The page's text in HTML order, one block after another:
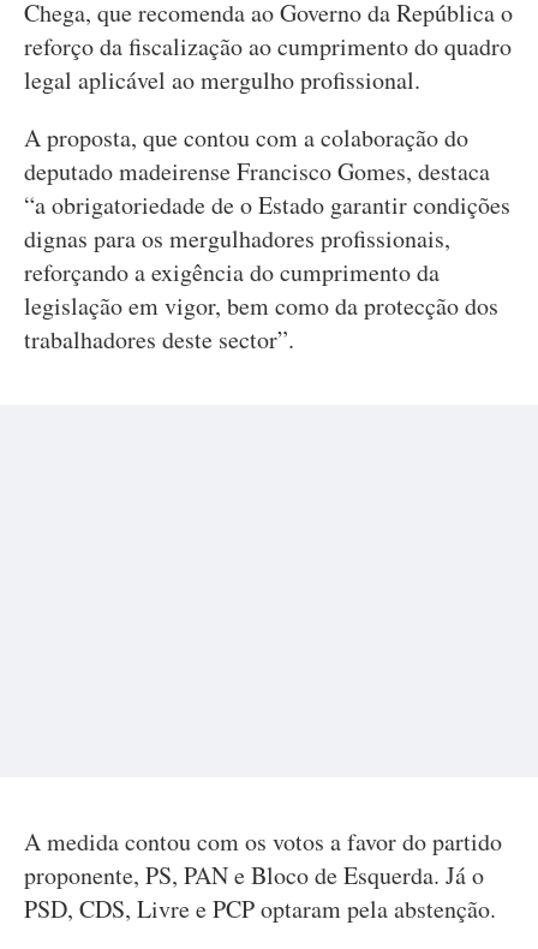
Chega, que recomenda ao Governo da República o
reforço da fiscalização ao cumprimento do quadro
legal aplicável ao mergulho profissional.
A proposta, que contou com a colaboração do
deputado madeirense Francisco Gomes, destaca
“a obrigatoriedade de o Estado garantir condições
dignas para os mergulhadores profissionais,
reforçando a exigência do cumprimento da
legislação em vigor, bem como da protecção dos
trabalhadores deste sector”.
A medida contou com os votos a favor do partido
proponente, PS, PAN e Bloco de Esquerda. Já o
PSD, CDS, Livre e PCP optaram pela abstenção.